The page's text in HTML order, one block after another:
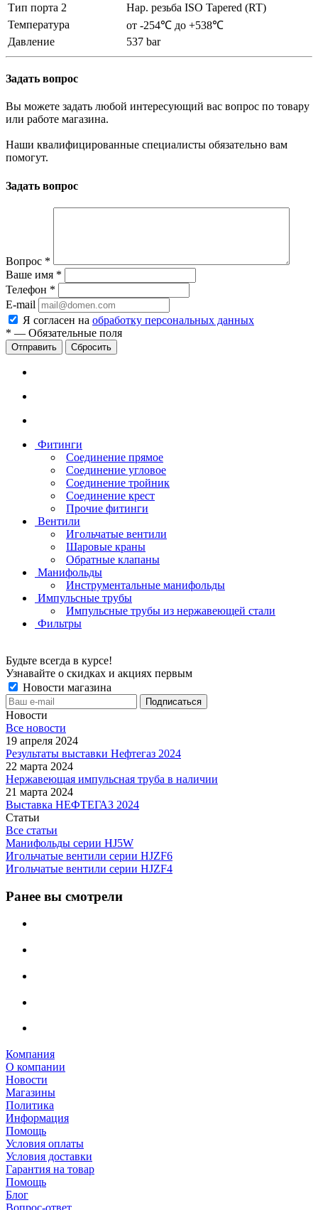
Тип порта 2
Нар. резьба ISO Tapered (RT)
Температура
от -254℃ до +538℃
Давление
537 bar
Задать вопрос
Вы можете задать любой интересующий вас вопрос по товару
или работе магазина.
Наши квалифицированные специалисты обязательно вам
помогут.
Задать вопрос
Вопрос *
Ваше имя *
Телефон *
E-mail
Я согласен на обработку персональных данных
* — Обязательные поля
Сбросить
Фитинги
Соединение прямое
Соединение угловое
Соединение тройник
Соединение крест
Прочие фитинги
Вентили
Игольчатые вентили
Шаровые краны
Обратные клапаны
Манифольды
Инструментальные манифольды
Импульсные трубы
Импульсные трубы из нержавеющей стали
Фильтры
Будьте всегда в курсе!
Узнавайте о скидках и акциях первым
Новости магазина
Новости
Все новости
19 апреля 2024
Результаты выставки Нефтегаз 2024
22 марта 2024
Нержавеющая импульсная труба в наличии
21 марта 2024
Выставка НЕФТЕГАЗ 2024
Статьи
Все статьи
Манифольды серии HJ5W
Игольчатые вентили серии HJZF6
Игольчатые вентили серии HJZF4
Ранее вы смотрели
Компания
О компании
Новости
Магазины
Политика
Информация
Помощь
Условия оплаты
Условия доставки
Гарантия на товар
Помощь
Блог
Вопрос-ответ